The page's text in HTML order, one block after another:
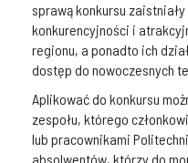
sprawą konkursu
konkurencyjności i
regionu, a ponadto ich
dostęp do nowoczesnych
Aplikować do konkursu
zespołu, którego
lub pracownikami
absolwentów, którzy do